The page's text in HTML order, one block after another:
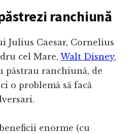
ranchiună
Julius Caesar, Cornelius
cel Mare,Walt Disney,
păstrau ranchiună, de
o problemă să facă
enorme (cu